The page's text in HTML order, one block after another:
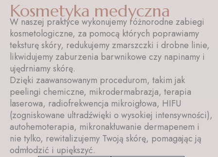
Kosmetyka medyczna
W naszej praktyce wykonujemy różnorodne zabiegi
kosmetologiczne, za pomocą których poprawiamy
teksturę skóry, redukujemy zmarszczki i drobne linie,
likwidujemy zaburzenia barwnikowe czy napinamy i
ujędrniamy skórę.
Dzięki zaawansowanym procedurom, takim jak
peelingi chemiczne, mikrodermabrazja, terapia
laserowa, radiofrekwencja mikroigłowa, HIFU
(zogniskowane ultradźwięki o wysokiej intensywności),
autohemoterapia, mikronakłuwanie dermapenem i
nie tylko, rewitalizujemy Twoją skórę, pomagając ją
odmłodzić i upiększyć.